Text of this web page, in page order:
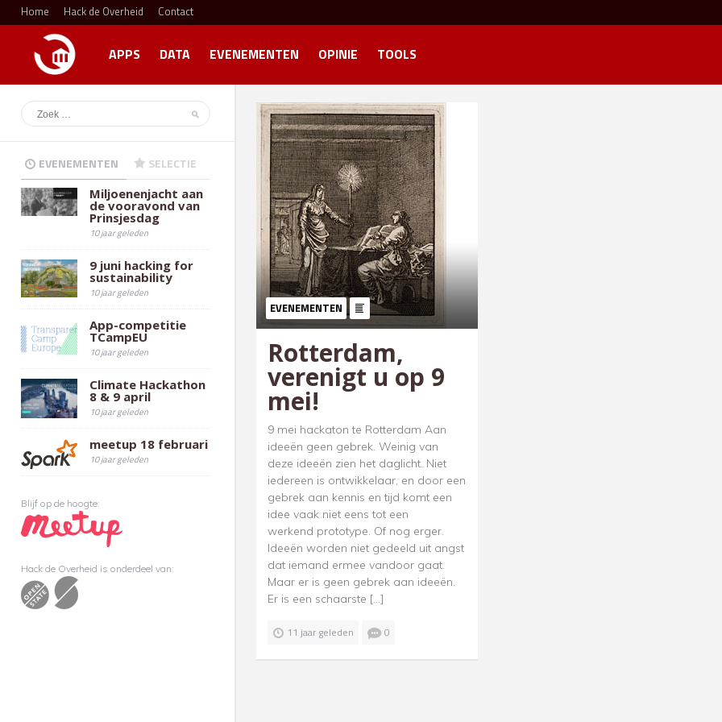
Home Hack de Overheid Contact
APPS DATA EVENEMENTEN OPINIE TOOLS
EVENEMENTEN SELECTIE
Miljoenenjacht aan
de vooravond van
Prinsjesdag
10 jaar geleden
9 juni hacking for
sustainability
10 jaar geleden
App-competitie
TCampEU
10 jaar geleden
Climate Hackathon
8 & 9 april
10 jaar geleden
meetup 18 februari
10 jaar geleden
Blijf op de hoogte:
Hack de Overheid is onderdeel van:
EVENEMENTEN
Rotterdam,
verenigt u op 9
mei!
9 mei hackaton te Rotterdam Aan
ideeën geen gebrek. Weinig van
deze ideeën zien het daglicht. Niet
iedereen is ontwikkelaar, en door een
gebrek aan kennis en tijd komt een
idee vaak niet eens tot een
werkend prototype. Of nog erger.
Ideeën worden niet gedeeld uit angst
dat iemand ermee vandoor gaat.
Maar er is geen gebrek aan ideeën.
Er is een schaarste […]
11 jaar geleden 0